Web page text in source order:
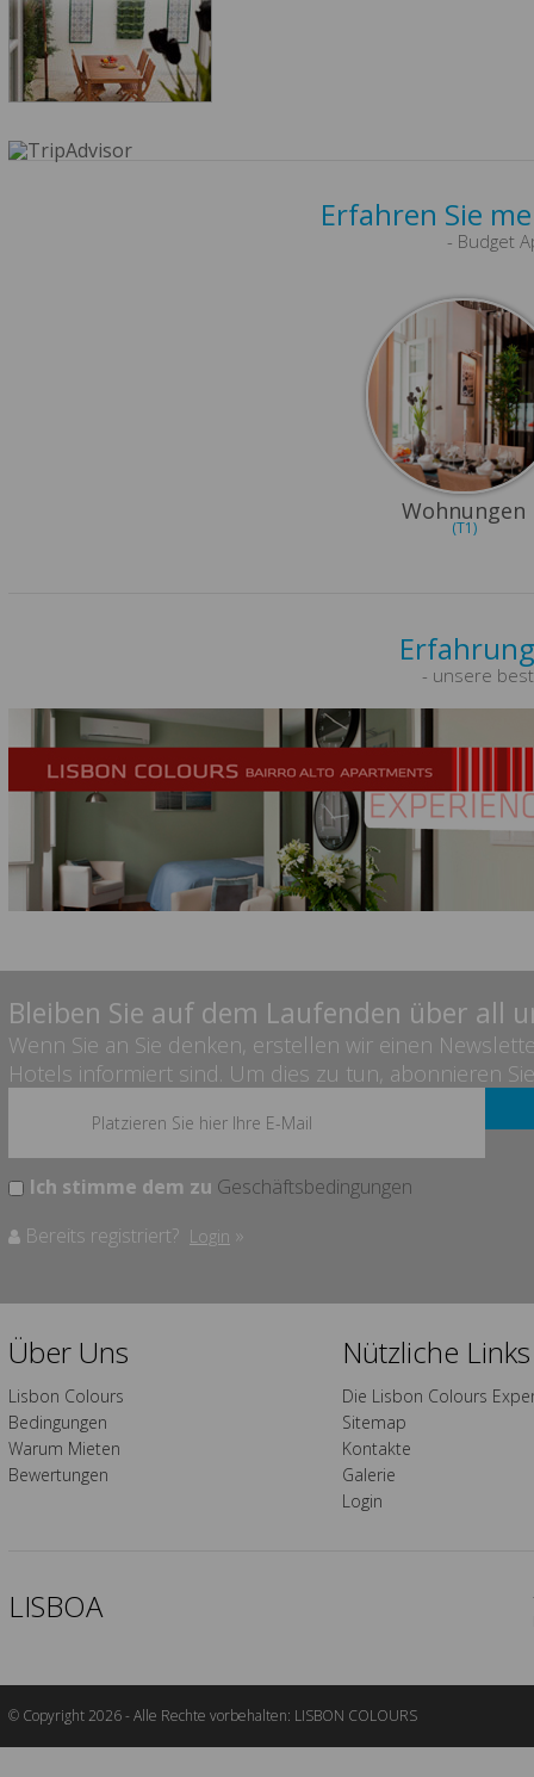
Erfahren Sie
- Budget
Wohnungen
(T1)
- unsere
Bleiben Sie auf dem Laufenden über all
Wenn Sie an Sie denken, erstellen wir einen
Hotels informiert sind. Um dies zu tun, abonnieren
Ich stimme dem zu Geschäftsbedingungen
Bereits registriert? Login »
Über Uns
Lisbon Colours
Bedingungen
Warum Mieten
Bewertungen
Nützliche Links
Die Lisbon Colours
Sitemap
Kontakte
Galerie
Login
LISBOA
© Copyright 2026 - Alle Rechte vorbehalten: LISBON COLOURS